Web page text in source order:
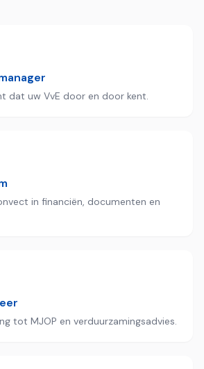
dat uw VvE door en door kent.
in financiën, documenten en
tot MJOP en verduurzamingsadvies.